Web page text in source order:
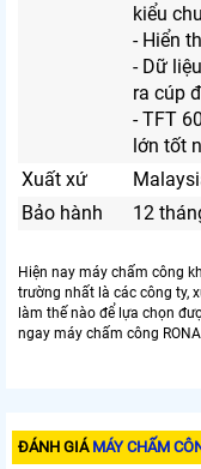
kiểu
- Hiển
- Dữ
ra cúp
- TFT
lớn tốt
Xuất xứ
Bảo hành
12
Hiện nay máy chấm công
trường nhất là các công ty,
làm thế nào để lựa chọn
ngay máy chấm công
ĐÁNH GIÁ MÁY CHẤM